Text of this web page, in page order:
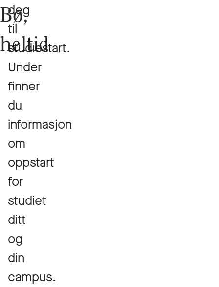
Bø,
heltid
deg
til
studiestart.
Under
finner
du
informasjon
om
oppstart
for
studiet
ditt
og
din
campus.